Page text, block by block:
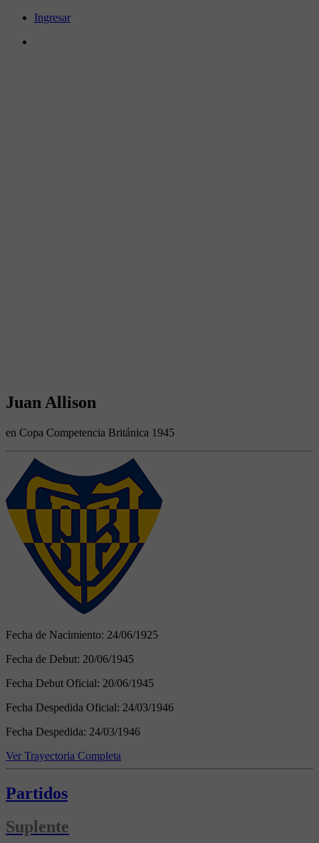
Ingresar
Juan Allison
en Copa Competencia Británica 1945
Fecha de Nacimiento: 24/06/1925
Fecha de Debut: 20/06/1945
Fecha Debut Oficial: 20/06/1945
Fecha Despedida Oficial: 24/03/1946
Fecha Despedida: 24/03/1946
Ver Trayectoria Completa
Partidos
Suplente